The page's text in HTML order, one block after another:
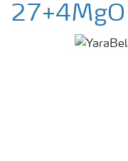
27+4MgO